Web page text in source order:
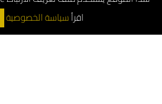
اقرأسياسة الخصوصية